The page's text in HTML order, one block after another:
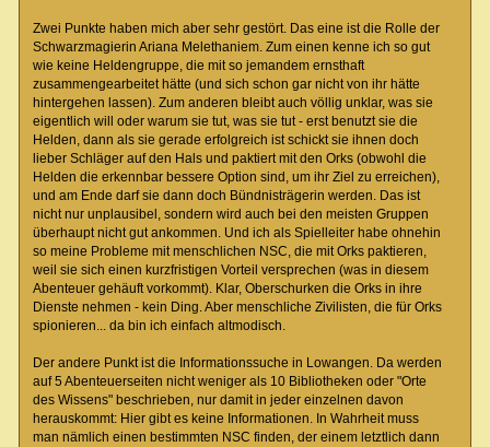
Zwei Punkte haben mich aber sehr gestört. Das eine ist die Rolle der
Schwarzmagierin Ariana Melethaniem. Zum einen kenne ich so gut
wie keine Heldengruppe, die mit so jemandem ernsthaft
zusammengearbeitet hätte (und sich schon gar nicht von ihr hätte
hintergehen lassen). Zum anderen bleibt auch völlig unklar, was sie
eigentlich will oder warum sie tut, was sie tut - erst benutzt sie die
Helden, dann als sie gerade erfolgreich ist schickt sie ihnen doch
lieber Schläger auf den Hals und paktiert mit den Orks (obwohl die
Helden die erkennbar bessere Option sind, um ihr Ziel zu erreichen),
und am Ende darf sie dann doch Bündnisträgerin werden. Das ist
nicht nur unplausibel, sondern wird auch bei den meisten Gruppen
überhaupt nicht gut ankommen. Und ich als Spielleiter habe ohnehin
so meine Probleme mit menschlichen NSC, die mit Orks paktieren,
weil sie sich einen kurzfristigen Vorteil versprechen (was in diesem
Abenteuer gehäuft vorkommt). Klar, Oberschurken die Orks in ihre
Dienste nehmen - kein Ding. Aber menschliche Zivilisten, die für Orks
spionieren... da bin ich einfach altmodisch.
Der andere Punkt ist die Informationssuche in Lowangen. Da werden
auf 5 Abenteuerseiten nicht weniger als 10 Bibliotheken oder "Orte
des Wissens" beschrieben, nur damit in jeder einzelnen davon
herauskommt: Hier gibt es keine Informationen. In Wahrheit muss
man nämlich einen bestimmten NSC finden, der einem letztlich dann